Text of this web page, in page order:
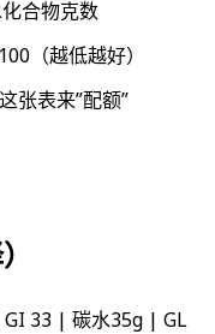
合物克数
（越低越好）
张表来”配额”
33 | 碳水35g | GL